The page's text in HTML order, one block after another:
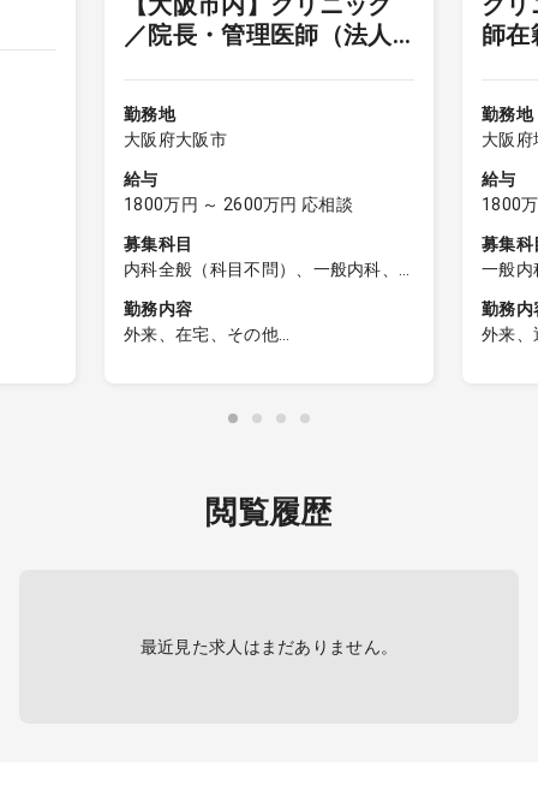
／院長・管理医師（法人
勤務地
大阪府大阪市
給与
1800万円 ～ 2600万円 応相談
募集科目
内科全般（科目不問）、一般内科、
科、内分泌内科、糖尿病内科、脳神
経内科、血液内科、腎臓内科、老人
勤務内容
外来、在宅、その他
外来診療のみ希望も相談可
師在
勤務地
大阪府
給与
1800
募集科
一般内
勤務内
外来、
閲覧履歴
最近見た求人はまだありません。